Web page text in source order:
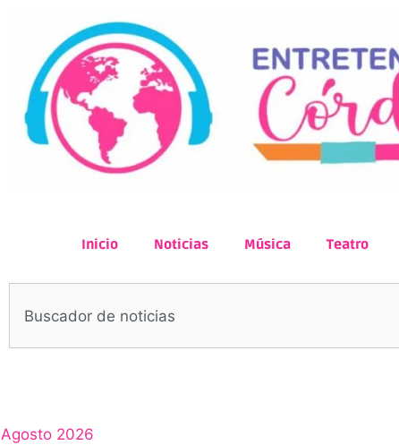
Inicio Noticias Música Teatro
Agosto 2026